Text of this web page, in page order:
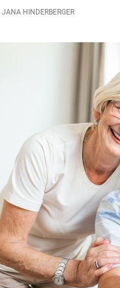
JANA HINDERBERGER